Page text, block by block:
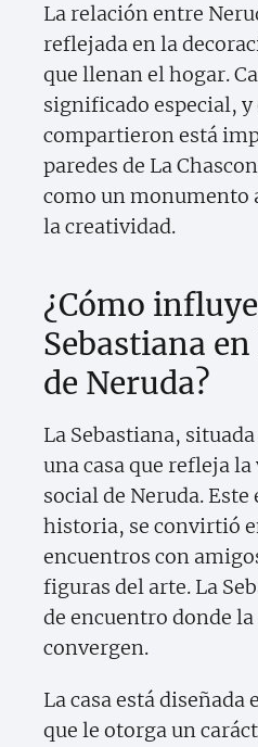
La relación entre
reflejada en la
que llenan el hogar.
significado especial, y
compartieron está
paredes de La
como un monumento
la creatividad.
¿Cómo
Sebastiana
de Neruda?
La Sebastiana,
una casa que refleja
social de Neruda.
historia, se convirtió
encuentros con
figuras del arte. La
de encuentro donde
convergen.
La casa está
que le otorga un